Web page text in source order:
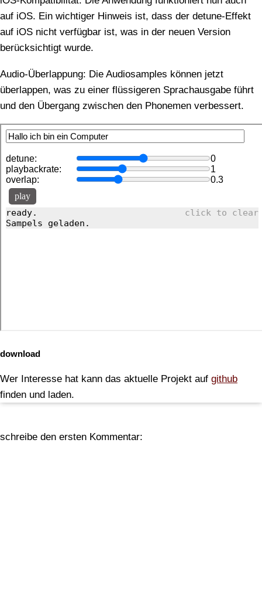
auf iOS. Ein wichtiger Hinweis ist, dass der detune-Effekt
auf iOS nicht verfügbar ist, was in der neuen Version
berücksichtigt wurde.
Audio-Überlappung: Die Audiosamples können jetzt
überlappen, was zu einer flüssigeren Sprachausgabe führt
und den Übergang zwischen den Phonemen verbessert.
download
Wer Interesse hat kann das aktuelle Projekt auf github
finden und laden.
schreibe den ersten Kommentar: